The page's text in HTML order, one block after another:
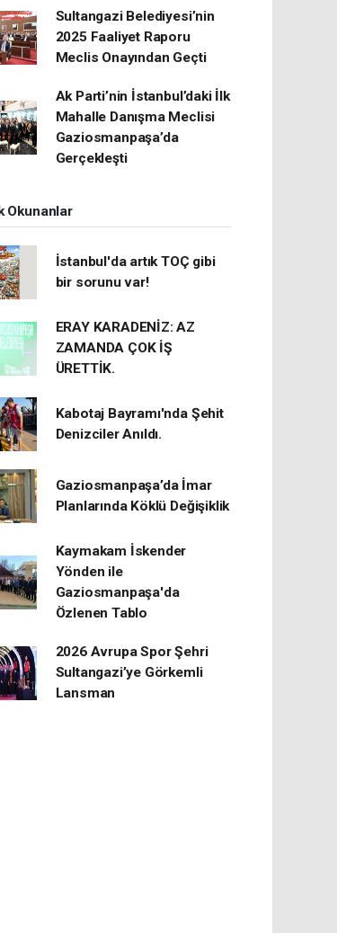
Sultangazi Belediyesi’nin
2025 Faaliyet Raporu
Meclis Onayından Geçti
Ak Parti’nin İstanbul’daki İlk
Mahalle Danışma Meclisi
Gaziosmanpaşa’da
Gerçekleşti
Okunanlar
İstanbul'da artık TOÇ gibi
bir sorunu var!
ERAY KARADENİZ: AZ
ZAMANDA ÇOK İŞ
ÜRETTİK.
Kabotaj Bayramı'nda Şehit
Denizciler Anıldı.
Gaziosmanpaşa’da İmar
Planlarında Köklü Değişiklik
Kaymakam İskender
Yönden ile
Gaziosmanpaşa'da
Özlenen Tablo
2026 Avrupa Spor Şehri
Sultangazi’ye Görkemli
Lansman